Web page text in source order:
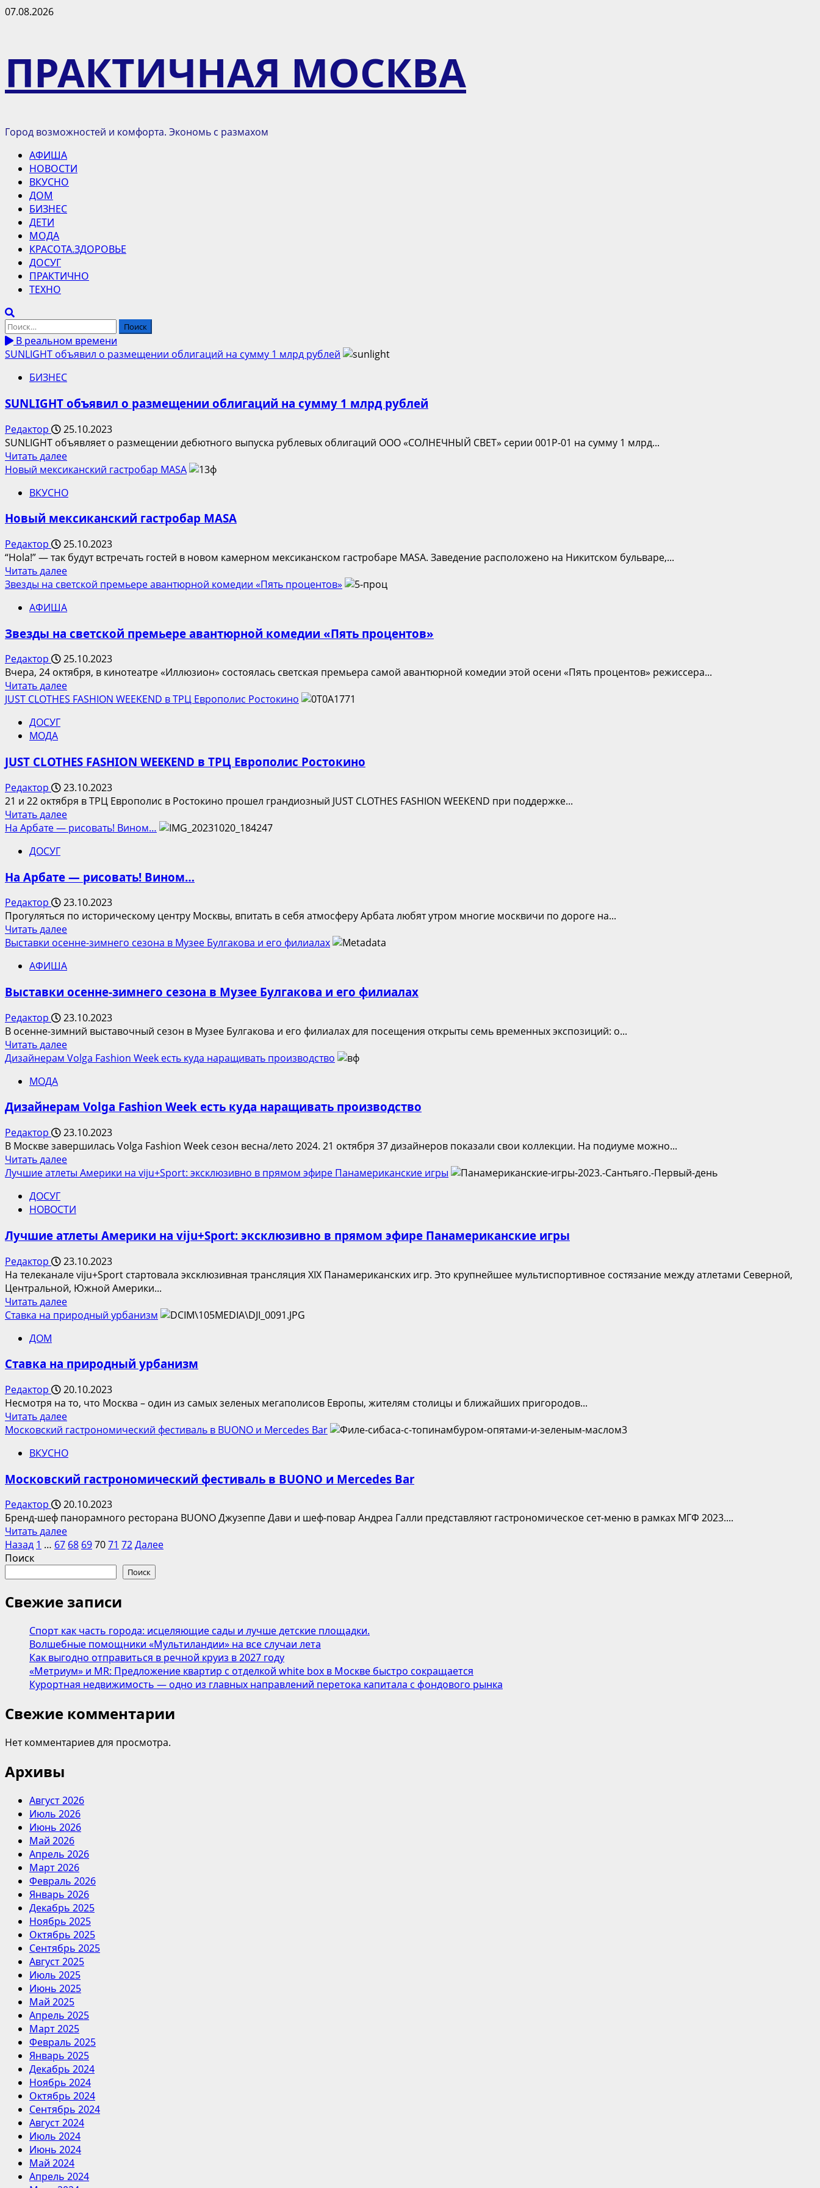
Перейти
07.08.2026
ПРАКТИЧНАЯ МОСКВА
Город возможностей и комфорта. Экономь с размахом
Основное
меню
АФИША
НОВОСТИ
ВКУСНО
ДОМ
БИЗНЕС
ДЕТИ
МОДА
КРАСОТА.ЗДОРОВЬЕ
ДОСУГ
ПРАКТИЧНО
ТЕХНО
Найти:
В реальном времени
SUNLIGHT объявил о размещении облигаций на сумму 1 млрд рублей
БИЗНЕС
SUNLIGHT объявил о размещении облигаций на сумму 1 млрд рублей
Редактор
25.10.2023
SUNLIGHT объявляет о размещении дебютного выпуска рублевых облигаций ООО «СОЛНЕЧНЫЙ СВЕТ» серии 001Р-01 на сумму 1 млрд...
Читать далееПрочитать
больше
SUNLIGHT
о
облигаций
на
сумму
1
рублей
Новый мексиканский гастробар MASA
ВКУСНО
Новый мексиканский гастробар MASA
Редактор
25.10.2023
“Hola!” — так будут встречать гостей в новом камерном мексиканском гастробаре MASA. Заведение расположено на Никитском бульваре,...
Читать далееПрочитать
больше
Новый
гастробар
Звезды на светской премьере авантюрной комедии «Пять процентов»
АФИША
Звезды на светской премьере авантюрной комедии «Пять процентов»
Редактор
25.10.2023
Вчера, 24 октября, в кинотеатре «Иллюзион» состоялась светская премьера самой авантюрной комедии этой осени «Пять процентов» режиссера...
Читать далееПрочитать
больше
премьере
комедии
«Пять
процентов»
JUST CLOTHES FASHION WEEKEND в ТРЦ Европолис Ростокино
ДОСУГ
МОДА
JUST CLOTHES FASHION WEEKEND в ТРЦ Европолис Ростокино
Редактор
23.10.2023
21 и 22 октября в ТРЦ Европолис в Ростокино прошел грандиозный JUST CLOTHES FASHION WEEKEND при поддержке...
Читать далееПрочитать
больше
FASHION
в
ТРЦ
Европолис
Ростокино
На Арбате — рисовать! Вином…
ДОСУГ
На Арбате — рисовать! Вином…
Редактор
23.10.2023
Прогуляться по историческому центру Москвы, впитать в себя атмосферу Арбата любят утром многие москвичи по дороге на...
Читать далееПрочитать
больше
На
—
Вином…
Выставки осенне-зимнего сезона в Музее Булгакова и его филиалах
АФИША
Выставки осенне-зимнего сезона в Музее Булгакова и его филиалах
Редактор
23.10.2023
В осенне-зимний выставочный сезон в Музее Булгакова и его филиалах для посещения открыты семь временных экспозиций: о...
Читать далееПрочитать
больше
зимнего
в
Музее
Булгакова
и
филиалах
Дизайнерам Volga Fashion Week есть куда наращивать производство
МОДА
Дизайнерам Volga Fashion Week есть куда наращивать производство
Редактор
23.10.2023
В Москве завершилась Volga Fashion Week сезон весна/лето 2024. 21 октября 37 дизайнеров показали свои коллекции. На подиуме можно...
Читать далееПрочитать
больше
Volga
Week
куда
наращивать
производство
Лучшие атлеты Америки на viju+Sport: эксклюзивно в прямом эфире Панамериканские игры
ДОСУГ
НОВОСТИ
Лучшие атлеты Америки на viju+Sport: эксклюзивно в прямом эфире Панамериканские игры
Редактор
23.10.2023
На телеканале viju+Sport стартовала эксклюзивная трансляция XIX Панамериканских игр. Это крупнейшее мультиспортивное состязание между атлетами Северной,
Центральной, Южной Америки...
Читать далееПрочитать
больше
Америки
viju+Sport:
эксклюзивно
в
прямом
эфире
Панамериканские
игры
Ставка на природный урбанизм
ДОМ
Ставка на природный урбанизм
Редактор
20.10.2023
Несмотря на то, что Москва – один из самых зеленых мегаполисов Европы, жителям столицы и ближайших пригородов...
Читать далееПрочитать
больше
Ставка
природный
Московский гастрономический фестиваль в BUONO и Mercedes Bar
ВКУСНО
Московский гастрономический фестиваль в BUONO и Mercedes Bar
Редактор
20.10.2023
Бренд-шеф панорамного ресторана BUONO Джузеппе Дави и шеф-повар Андреа Галли представляют гастрономическое сет-меню в рамках МГФ 2023....
Читать далееПрочитать
больше
Московский
фестиваль
в
и
Mercedes
Bar
Пагинация
записей
Назад 1 … 67 68 697071 72Далее
Поиск
Поиск
Свежие записи
Спорт как часть города: исцеляющие сады и лучше детские площадки.
Волшебные помощники «Мультиландии» на все случаи лета
Как выгодно отправиться в речной круиз в 2027 году
«Метриум» и MR: Предложение квартир с отделкой white box в Москве быстро сокращается
Курортная недвижимость — одно из главных направлений перетока капитала с фондового рынка
Свежие комментарии
Нет комментариев для просмотра.
Архивы
Август 2026
Июль 2026
Июнь 2026
Май 2026
Апрель 2026
Март 2026
Февраль 2026
Январь 2026
Декабрь 2025
Ноябрь 2025
Октябрь 2025
Сентябрь 2025
Август 2025
Июль 2025
Июнь 2025
Май 2025
Апрель 2025
Март 2025
Февраль 2025
Январь 2025
Декабрь 2024
Ноябрь 2024
Октябрь 2024
Сентябрь 2024
Август 2024
Июль 2024
Июнь 2024
Май 2024
Апрель 2024